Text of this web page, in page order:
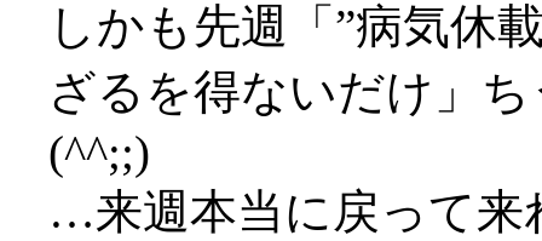
しかも先週「”病気休
ざるを得ないだけ」
(^^;;)
…来週本当に戻って来